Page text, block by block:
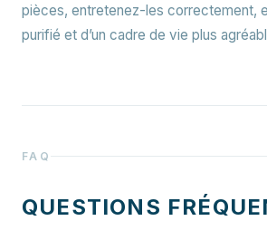
pièces, entretenez-les correctement,
purifié et d’un cadre de vie plus
FAQ
QUESTIONS